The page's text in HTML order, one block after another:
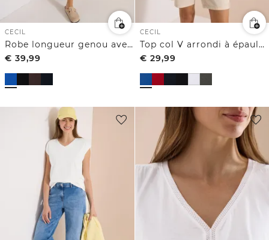
CECIL
Robe longueur genou avec détail de nœuds
€ 39,99
CECIL
Top col V arrondi à épaules tressées
€ 29,99